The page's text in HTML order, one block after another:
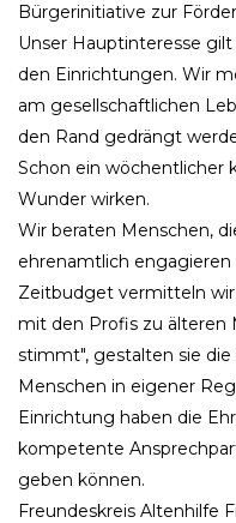
Bürgerinitiative zur
Unser Hauptinteresse
den Einrichtungen. Wir
am gesellschaftlichen
den Rand gedrängt
Schon ein wöchentlicher
Wunder wirken.
Wir beraten Menschen,
ehrenamtlich
Zeitbudget vermitteln
mit den Profis zu älteren
stimmt", gestalten sie
Menschen in eigener
Einrichtung haben die
kompetente
geben können.
Freundeskreis Altenhilfe